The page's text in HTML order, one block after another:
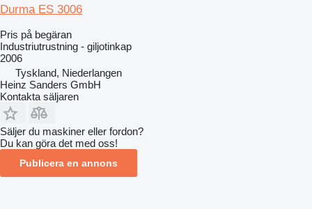
Durma ES 3006
Pris på begäran
Industriutrustning - giljotinkap
2006
Tyskland, Niederlangen
Heinz Sanders GmbH
Kontakta säljaren
Säljer du maskiner eller fordon?
Du kan göra det med oss!
Publicera en annons